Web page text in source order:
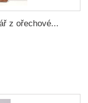
z ořechové...